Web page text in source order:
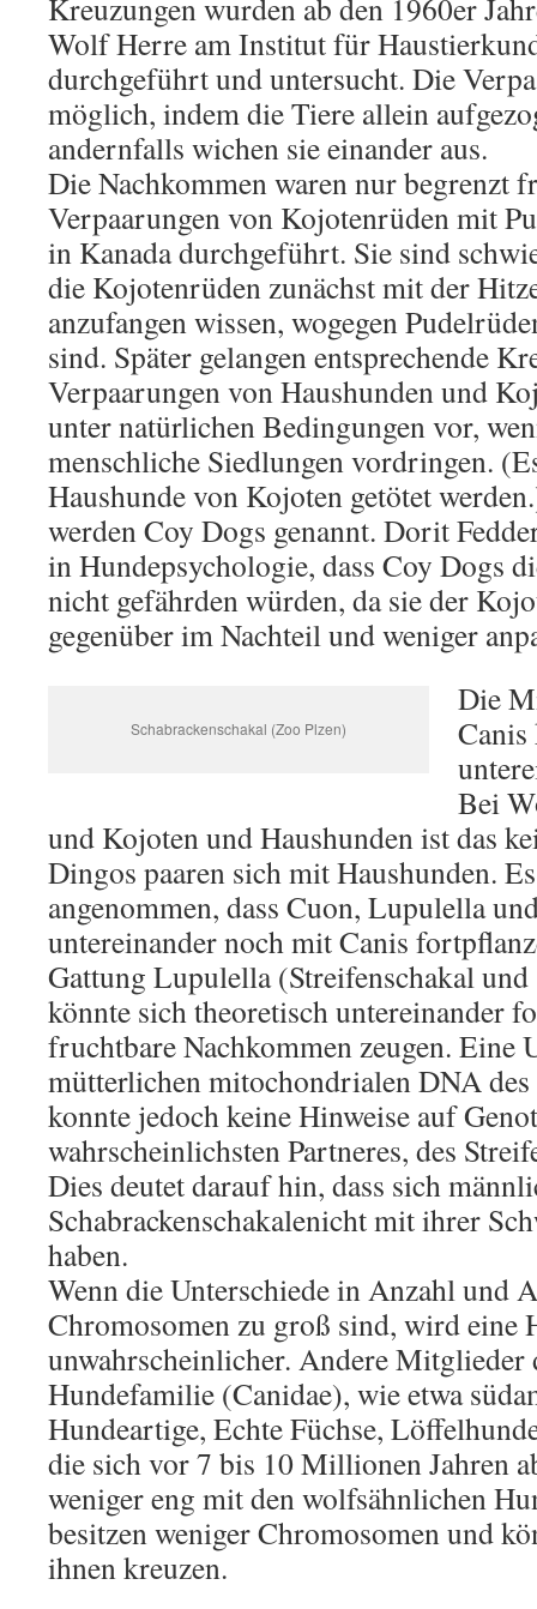
Kreuzungen wurden ab den 1960er
Wolf Herre am Institut für
durchgeführt und untersucht. Die
möglich, indem die Tiere allein
andernfalls wichen sie einander aus.
Die Nachkommen waren nur begrenzt
Verpaarungen von Kojotenrüden mit
in Kanada durchgeführt. Sie sind
die Kojotenrüden zunächst mit der
anzufangen wissen, wogegen
sind. Später gelangen entsprechende
Verpaarungen von Haushunden und
unter natürlichen Bedingungen vor,
menschliche Siedlungen vordringen.
Haushunde von Kojoten getötet
werden Coy Dogs genannt. Dorit
in Hundepsychologie, dass Coy Dogs
nicht gefährden würden, da sie der
gegenüber im Nachteil und weniger
Schabrackenschakal (Zoo Plzen)
Die
Bei
und Kojoten und Haushunden ist das
Dingos paaren sich mit Haushunden.
angenommen, dass Cuon, Lupulella
untereinander noch mit Canis
Gattung Lupulella (Streifenschakal und
könnte sich theoretisch untereinander
fruchtbare Nachkommen zeugen. Eine
mütterlichen mitochondrialen DNA des
konnte jedoch keine Hinweise auf
wahrscheinlichsten Partneres, des
Dies deutet darauf hin, dass sich
Schabrackenschakalenicht mit ihrer
haben.
Wenn die Unterschiede in Anzahl und
Chromosomen zu groß sind, wird
unwahrscheinlicher. Andere Mitglieder
Hundefamilie (Canidae), wie etwa
Hundeartige, Echte Füchse,
die sich vor 7 bis 10 Millionen Jahren
weniger eng mit den wolfsähnlichen
besitzen weniger Chromosomen und
ihnen kreuzen.